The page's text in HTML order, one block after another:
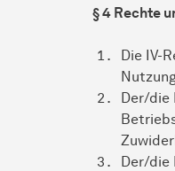
§ 4 Rechte
Die IV-
Der/die
Der/die